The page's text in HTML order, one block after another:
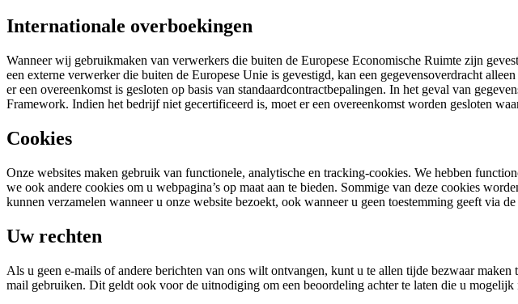
Internationale overboekingen
Wanneer wij gebruikmaken van verwerkers die buiten de Europese Economische Ruimte zijn
een externe verwerker die buiten de Europese Unie is gevestigd, kan een gegevensoverdracht
er een overeenkomst is gesloten op basis van standaardcontractbepalingen. In het geval van
Framework. Indien het bedrijf niet gecertificeerd is, moet er een overeenkomst worden gesloten
Cookies
Onze websites maken gebruik van functionele, analytische en tracking-cookies. We hebben
we ook andere cookies om u webpagina’s op maat aan te bieden. Sommige van deze cookies
kunnen verzamelen wanneer u onze website bezoekt, ook wanneer u geen toestemming geeft via
Uw rechten
Als u geen e-mails of andere berichten van ons wilt ontvangen, kunt u te allen tijde bezwaar
mail gebruiken. Dit geldt ook voor de uitnodiging om een beoordeling achter te laten die u